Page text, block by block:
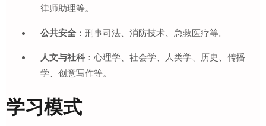
律师助理等。
公共安全 ：刑事司法、消防技术、急救医疗等。
人文与社科 ：心理学、社会学、人类学、历史、传播
学、创意写作等。
学习模式